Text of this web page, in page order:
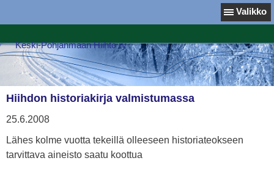
Valikko
Keski-Pohjanmaan Hiihto ry
Hiihdon historiakirja valmistumassa
25.6.2008
Lähes kolme vuotta tekeillä olleeseen historiateokseen
tarvittava aineisto saatu koottua